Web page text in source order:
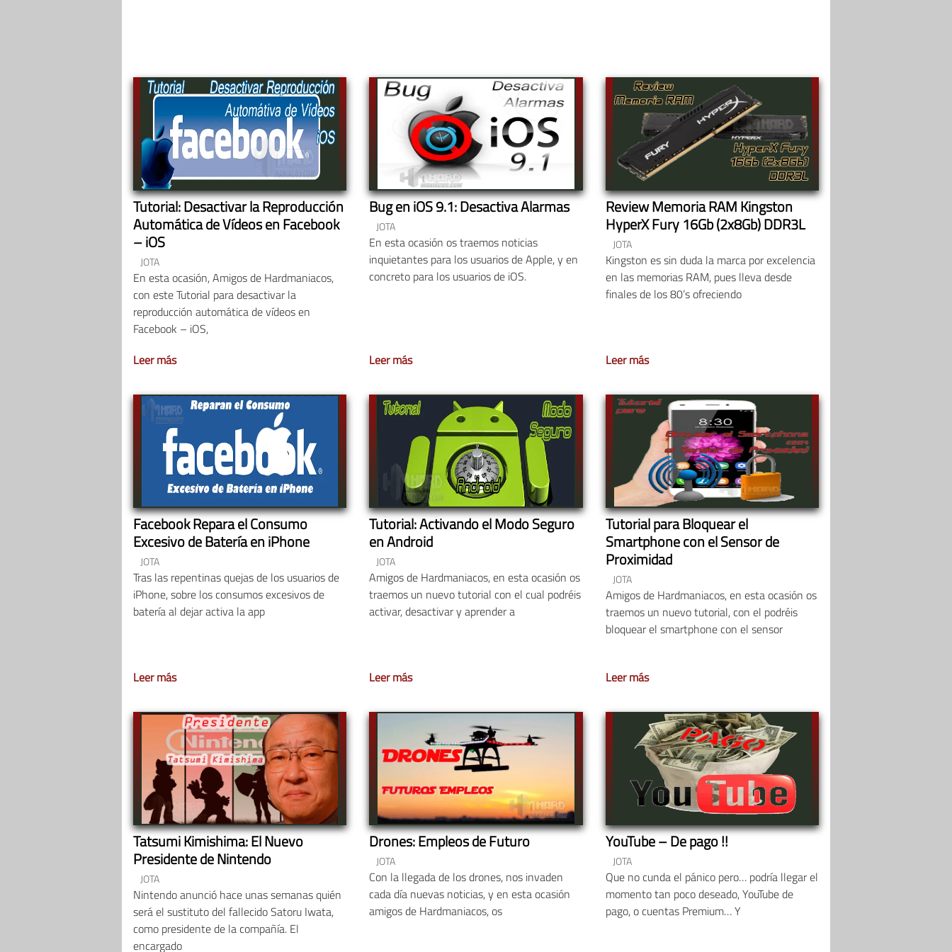
Tutorial: Desactivar la Reproducción
Automática de Vídeos en Facebook
– iOS
JOTA
En esta ocasión, Amigos de Hardmaniacos,
con este Tutorial para desactivar la
reproducción automática de vídeos en
Facebook – iOS,
Leer más
Bug en iOS 9.1: Desactiva Alarmas
JOTA
En esta ocasión os traemos noticias
inquietantes para los usuarios de Apple, y en
concreto para los usuarios de iOS.
Leer más
Review Memoria RAM Kingston
HyperX Fury 16Gb (2x8Gb) DDR3L
JOTA
Kingston es sin duda la marca por excelencia
en las memorias RAM, pues lleva desde
finales de los 80’s ofreciendo
Leer más
Facebook Repara el Consumo
Excesivo de Batería en iPhone
JOTA
Tras las repentinas quejas de los usuarios de
iPhone, sobre los consumos excesivos de
batería al dejar activa la app
Leer más
Tutorial: Activando el Modo Seguro
en Android
JOTA
Amigos de Hardmaniacos, en esta ocasión os
traemos un nuevo tutorial con el cual podréis
activar, desactivar y aprender a
Leer más
Tutorial para Bloquear el
Smartphone con el Sensor de
Proximidad
JOTA
Amigos de Hardmaniacos, en esta ocasión os
traemos un nuevo tutorial, con el podréis
bloquear el smartphone con el sensor
Leer más
Tatsumi Kimishima: El Nuevo
Presidente de Nintendo
JOTA
Nintendo anunció hace unas semanas quién
será el sustituto del fallecido Satoru Iwata,
como presidente de la compañía. El
encargado
Drones: Empleos de Futuro
JOTA
Con la llegada de los drones, nos invaden
cada día nuevas noticias, y en esta ocasión
amigos de Hardmaniacos, os
YouTube – De pago !!
JOTA
Que no cunda el pánico pero… podría llegar el
momento tan poco deseado, YouTube de
pago, o cuentas Premium… Y